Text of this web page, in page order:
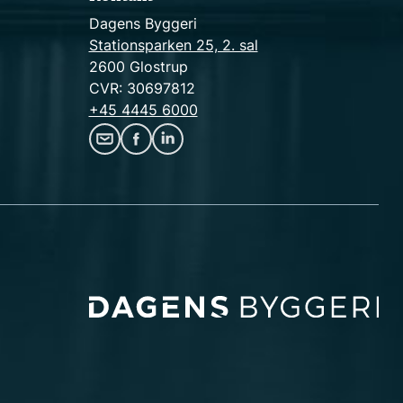
Dagens Byggeri
Stationsparken 25, 2. sal
2600 Glostrup
CVR: 30697812
+45 4445 6000